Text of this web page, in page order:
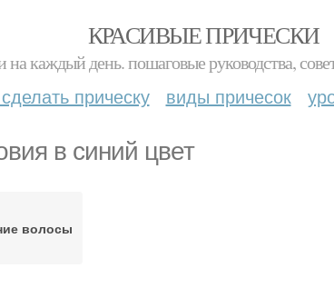
КРАСИВЫЕ ПРИЧЕСКИ
на каждый день. пошаговые руководства,
прическу виды причесок
в синий цвет
волосы